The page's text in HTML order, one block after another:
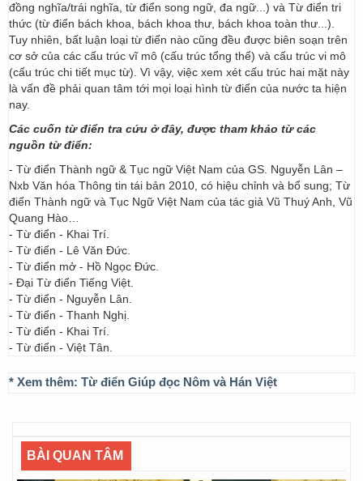
đồng nghĩa/trái nghĩa, từ điển song ngữ, đa ngữ...) và Từ điển tri
thức (từ điển bách khoa, bách khoa thư, bách khoa toàn thư...).
Tuy nhiên, bất luận loại từ điển nào cũng đều được biên soạn trên
cơ sở của các cấu trúc vĩ mô (cấu trúc tổng thể) và cấu trúc vi mô
(cấu trúc chi tiết mục từ). Vì vậy, việc xem xét cấu trúc hai mặt này
là vấn đề phải quan tâm tới mọi loại hình từ điển của nước ta hiện
nay.
Các cuốn từ điển tra cứu ở đây, được tham khảo từ các
nguồn từ điển:
- Từ điển Thành ngữ & Tục ngữ Việt Nam của GS. Nguyễn Lân –
Nxb Văn hóa Thông tin tái bản 2010, có hiệu chỉnh và bổ sung; Từ
điển Thành ngữ và Tục Ngữ Việt Nam của tác giả Vũ Thuý Anh, Vũ
Quang Hào…
- Từ điển - Khai Trí.
- Từ điển - Lê Văn Đức.
- Từ điển mở - Hồ Ngọc Đức.
- Đại Từ điển Tiếng Việt.
- Từ điển - Nguyễn Lân.
- Từ điển - Thanh Nghị.
- Từ điển - Khai Trí.
- Từ điển - Việt Tân.
* Xem thêm: Từ điển Giúp đọc Nôm và Hán Việt
BÀI QUAN TÂM